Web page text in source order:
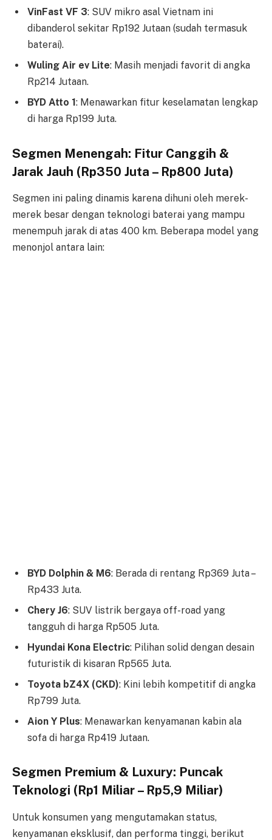
VinFast VF 3: SUV mikro asal Vietnam ini
dibanderol sekitar Rp192 Jutaan (sudah termasuk
baterai).
Wuling Air ev Lite: Masih menjadi favorit di angka
Rp214 Jutaan.
BYD Atto 1: Menawarkan fitur keselamatan lengkap
di harga Rp199 Juta.
Segmen Menengah: Fitur Canggih &
Jarak Jauh (Rp350 Juta – Rp800 Juta)
Segmen ini paling dinamis karena dihuni oleh merek-
merek besar dengan teknologi baterai yang mampu
menempuh jarak di atas 400 km. Beberapa model yang
menonjol antara lain:
BYD Dolphin & M6: Berada di rentang Rp369 Juta –
Rp433 Juta.
Chery J6: SUV listrik bergaya off-road yang
tangguh di harga Rp505 Juta.
Hyundai Kona Electric: Pilihan solid dengan desain
futuristik di kisaran Rp565 Juta.
Toyota bZ4X (CKD): Kini lebih kompetitif di angka
Rp799 Juta.
Aion Y Plus: Menawarkan kenyamanan kabin ala
sofa di harga Rp419 Jutaan.
Segmen Premium & Luxury: Puncak
Teknologi (Rp1 Miliar – Rp5,9 Miliar)
Untuk konsumen yang mengutamakan status,
kenyamanan eksklusif, dan performa tinggi, berikut